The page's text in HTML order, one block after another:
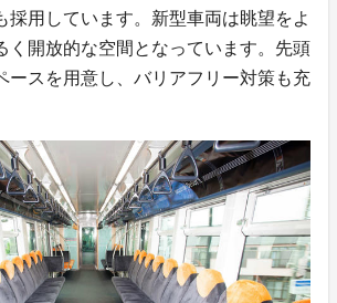
採用しています。新型車両は眺望をよ
く開放的な空間となっています。先頭
ースを用意し、バリアフリー対策も充